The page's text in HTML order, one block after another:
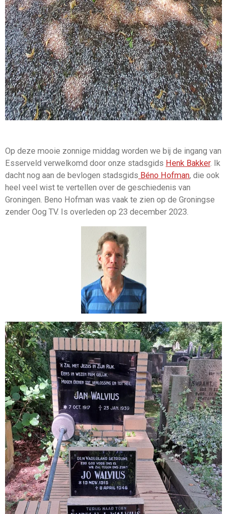
Op deze mooie zonnige middag worden we bij de ingang van
Esserveld verwelkomd door onze stadsgids Henk Bakker. Ik
dacht nog aan de bevlogen stadsgids Béno Hofman, die ook
heel veel wist te vertellen over de geschiedenis van
Groningen. Beno Hofman was vaak te zien op de Groningse
zender Oog TV. Is overleden op 23 december 2023.